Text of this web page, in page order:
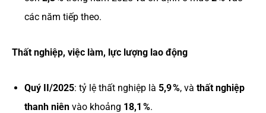
các năm tiếp theo.
Thất nghiệp, việc làm, lực lượng lao động
Quý II/2025: tỷ lệ thất nghiệp là 5,9 %, và thất nghiệp
thanh niênvào khoảng 18,1 %.